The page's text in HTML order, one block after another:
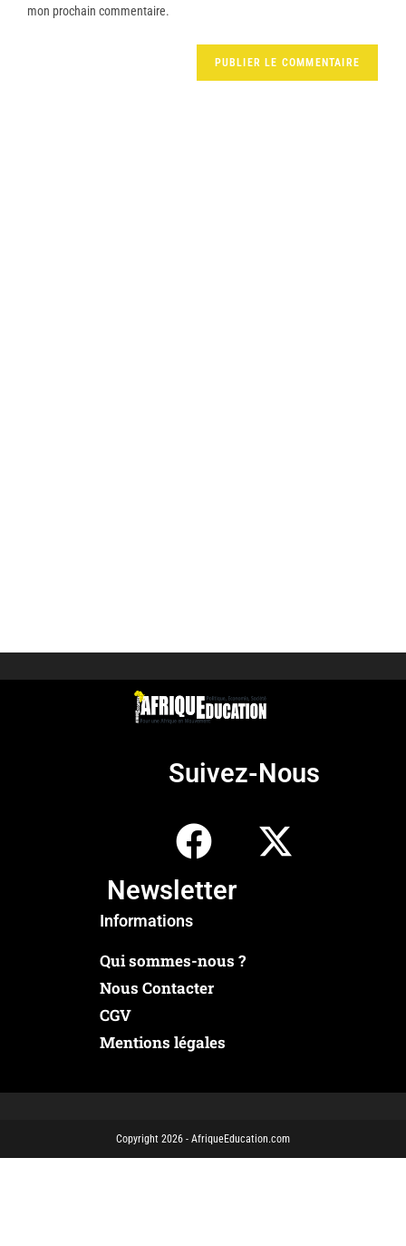
mon prochain commentaire.
Suivez-Nous
Newsletter
Informations
Qui sommes-nous ?
Nous Contacter
CGV
Mentions légales
Copyright 2026 - AfriqueEducation.com